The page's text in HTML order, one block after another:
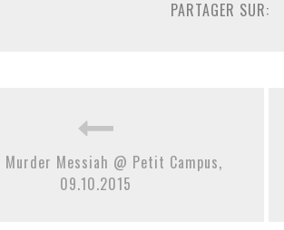
PARTAGER SUR:
Murder Messiah @ Petit Campus,
09.10.2015